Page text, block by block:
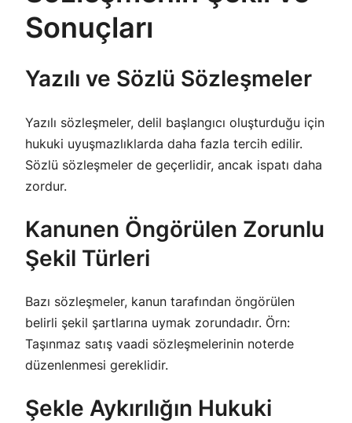
Sonuçları
Yazılı ve Sözlü Sözleşmeler
Yazılı sözleşmeler, delil başlangıcı oluşturduğu için
hukuki uyuşmazlıklarda daha fazla tercih edilir.
Sözlü sözleşmeler de geçerlidir, ancak ispatı daha
zordur.
Kanunen Öngörülen Zorunlu
Şekil Türleri
Bazı sözleşmeler, kanun tarafından öngörülen
belirli şekil şartlarına uymak zorundadır. Örn:
Taşınmaz satış vaadi sözleşmelerinin noterde
düzenlenmesi gereklidir.
Şekle Aykırılığın Hukuki